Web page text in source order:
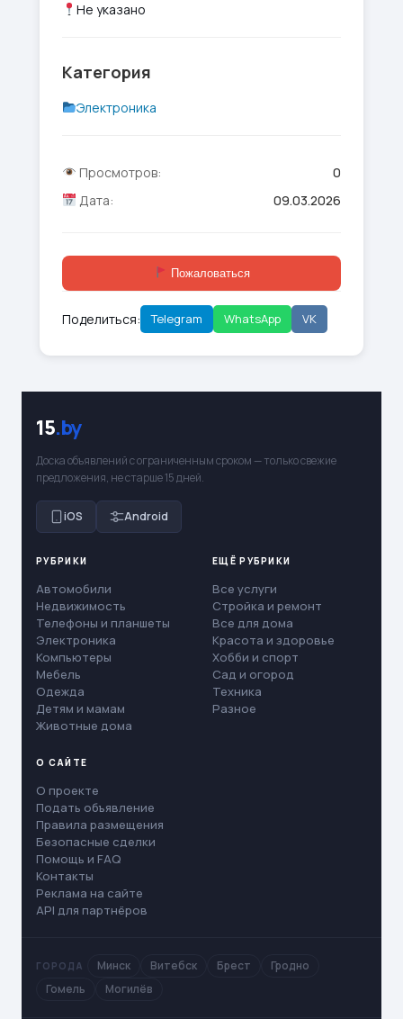
Не указано
Категория
Электроника
Просмотров:
0
Дата:
09.03.2026
Пожаловаться
Поделиться: Telegram WhatsApp VK
15.by
Доска объявлений с ограниченным сроком — только свежие
предложения, не старше 15 дней.
iOS Android
РУБРИКИ
Автомобили
Недвижимость
Телефоны и планшеты
Электроника
Компьютеры
Мебель
Одежда
Детям и мамам
Животные дома
ЕЩЁ РУБРИКИ
Все услуги
Стройка и ремонт
Все для дома
Красота и здоровье
Хобби и спорт
Сад и огород
Техника
Разное
О САЙТЕ
О проекте
Подать объявление
Правила размещения
Безопасные сделки
Помощь и FAQ
Контакты
Реклама на сайте
API для партнёров
ГОРОДА Минск Витебск Брест
Гродно
Гомель
Могилёв